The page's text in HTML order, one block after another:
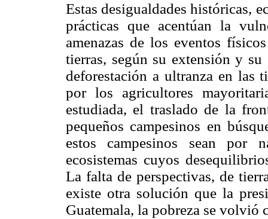
Estas desigualdades históricas,
prácticas que acentúan la
amenazas de los eventos
tierras, según su extensión y
deforestación a ultranza en las
por los agricultores
estudiada, el traslado de la
pequeños campesinos en
estos campesinos sean por
ecosistemas cuyos
La falta de perspectivas, de
existe otra solución que la
Guatemala, la pobreza se